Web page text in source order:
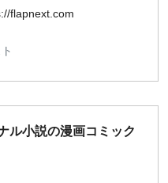
flapnext.com
ル小説の漫画コミック